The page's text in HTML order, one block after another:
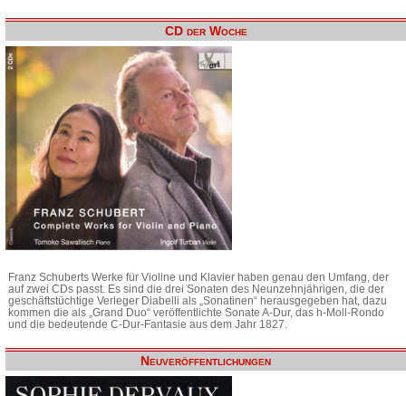
CD der Woche
Franz Schuberts Werke für Violine und Klavier haben genau den Umfang, der
auf zwei CDs passt. Es sind die drei Sonaten des Neunzehnjährigen, die der
geschäftstüchtige Verleger Diabelli als „Sonatinen“ herausgegeben hat, dazu
kommen die als „Grand Duo“ veröffentlichte Sonate A-Dur, das h-Moll-Rondo
und die bedeutende C-Dur-Fantasie aus dem Jahr 1827.
Neuveröffentlichungen